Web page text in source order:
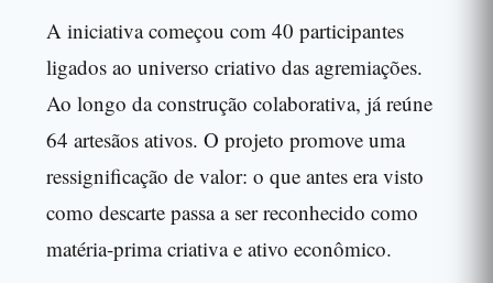
A iniciativa começou com 40 participantes
ligados ao universo criativo das agremiações.
Ao longo da construção colaborativa, já reúne
64 artesãos ativos. O projeto promove uma
ressignificação de valor: o que antes era visto
como descarte passa a ser reconhecido como
matéria-prima criativa e ativo econômico.